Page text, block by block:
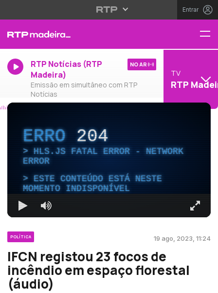
Entrar
RTP Notícias (RTP
Madeira)
Emissão em simultâneo com RTP
Notícias
NO AR
TV
RTP
ERRO204
HLS.JS FATAL ERROR - NETWORK
ERROR
ESTE CONTEÚDO ESTÁ NESTE
MOMENTO INDISPONÍVEL
POLÍTICA 19 ago, 2023, 11:24
IFCN registou 23 focos de
incêndio em espaço florestal
(áudio)